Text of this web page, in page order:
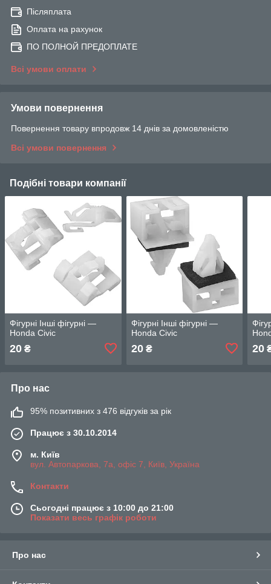
Післяплата
Оплата на рахунок
ПО ПОЛНОЙ ПРЕДОПЛАТЕ
Всі умови оплати
Умови повернення
Повернення товару впродовж 14 днів за домовленістю
Всі умови повернення
Подібні товари компанії
Фігурні Інші фігурні —
Honda Civic
20 ₴
Фігурні Інші фігурні —
Honda Civic
20₴ 20
Про нас
95% позитивних з 476 відгуків за рік
Працює з 30.10.2014
м. Київ
вул. Автопаркова, 7а, офіс 7, Київ, Україна
Контакти
Сьогодні працює з 10:00 до 21:00
Показати весь графік роботи
Про нас